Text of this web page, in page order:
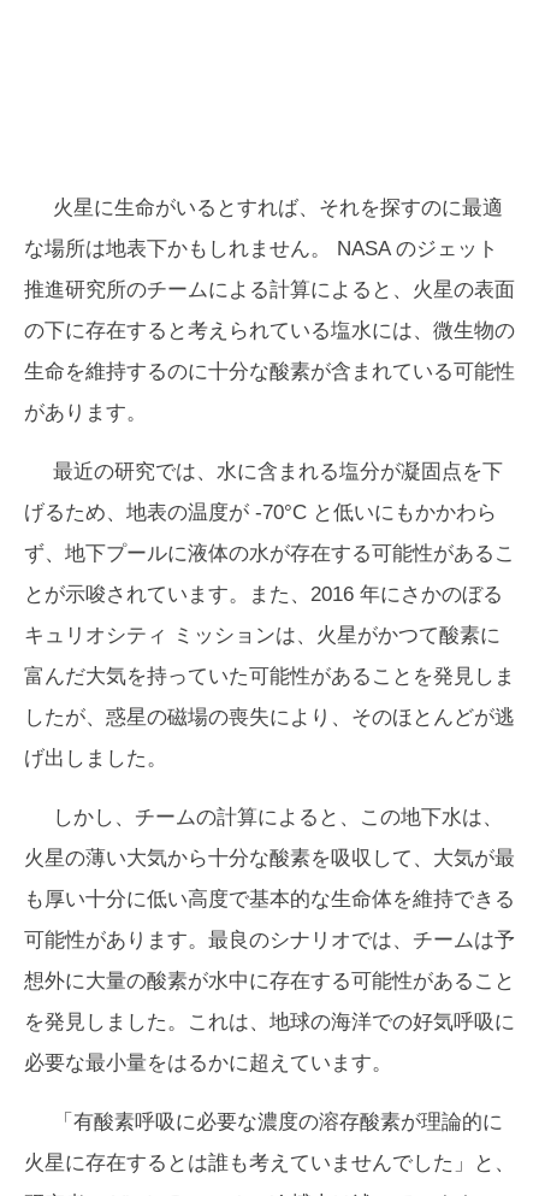
火星に生命がいるとすれば、それを探すのに最適
な場所は地表下かもしれません。 NASA のジェット
推進研究所のチームによる計算によると、火星の表面
の下に存在すると考えられている塩水には、微生物の
生命を維持するのに十分な酸素が含まれている可能性
があります。
最近の研究では、水に含まれる塩分が凝固点を下
げるため、地表の温度が -70°C と低いにもかかわら
ず、地下プールに液体の水が存在する可能性があるこ
とが示唆されています。また、2016 年にさかのぼる
キュリオシティ ミッションは、火星がかつて酸素に
富んだ大気を持っていた可能性があることを発見しま
したが、惑星の磁場の喪失により、そのほとんどが逃
げ出しました。
しかし、チームの計算によると、この地下水は、
火星の薄い大気から十分な酸素を吸収して、大気が最
も厚い十分に低い高度で基本的な生命体を維持できる
可能性があります。最良のシナリオでは、チームは予
想外に大量の酸素が水中に存在する可能性があること
を発見しました。これは、地球の海洋での好気呼吸に
必要な最小量をはるかに超えています。
「有酸素呼吸に必要な濃度の溶存酸素が理論的に
火星に存在するとは誰も考えていませんでした」と、